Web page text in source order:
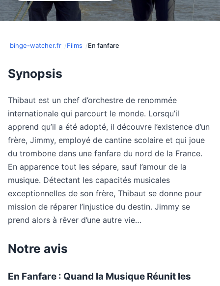
binge-watcher.fr Films En fanfare
Synopsis
Thibaut est un chef d’orchestre de renommée
internationale qui parcourt le monde. Lorsqu’il
apprend qu’il a été adopté, il découvre l’existence d’un
frère, Jimmy, employé de cantine scolaire et qui joue
du trombone dans une fanfare du nord de la France.
En apparence tout les sépare, sauf l’amour de la
musique. Détectant les capacités musicales
exceptionnelles de son frère, Thibaut se donne pour
mission de réparer l’injustice du destin. Jimmy se
prend alors à rêver d’une autre vie…
Notre avis
En Fanfare : Quand la Musique Réunit les